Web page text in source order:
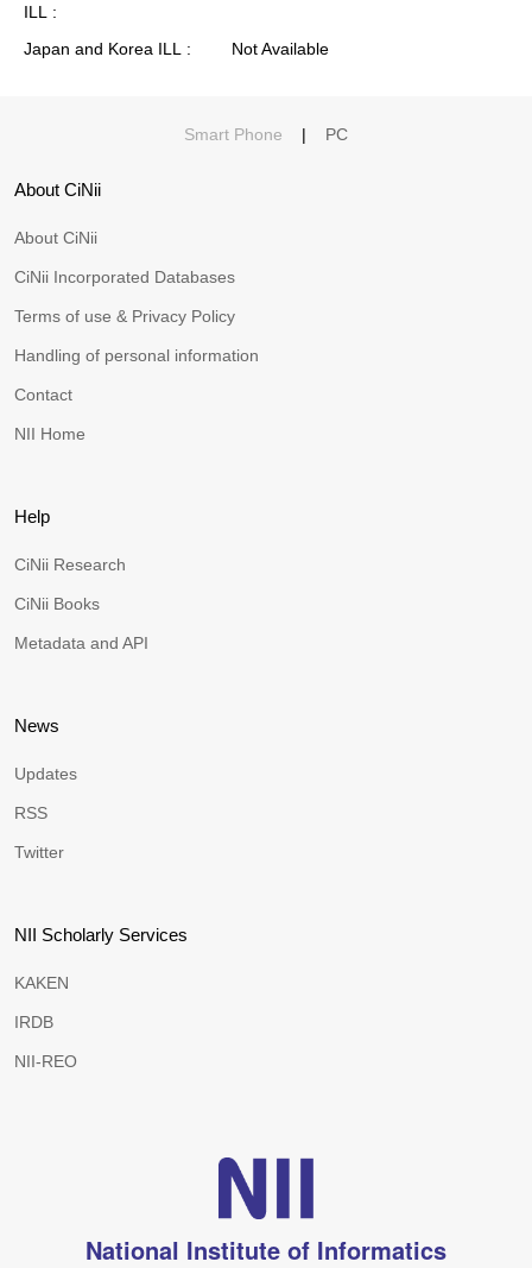
ILL
Japan and Korea ILL Not Available
Smart Phone | PC
About CiNii
About CiNii
CiNii Incorporated Databases
Terms of use & Privacy Policy
Handling of personal information
Contact
NII Home
Help
CiNii Research
CiNii Books
Metadata and API
News
Updates
RSS
Twitter
NII Scholarly Services
KAKEN
IRDB
NII-REO
National Institute of Informatics